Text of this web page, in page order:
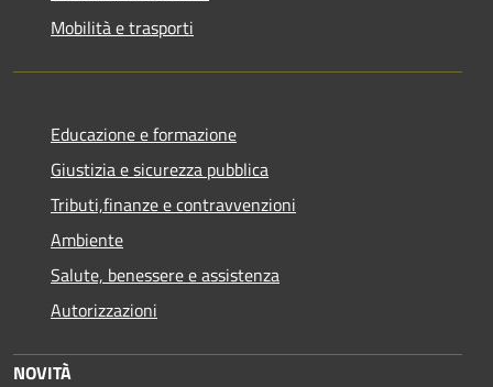
Mobilità e trasporti
Educazione e formazione
Giustizia e sicurezza pubblica
Tributi,finanze e contravvenzioni
Ambiente
Salute, benessere e assistenza
Autorizzazioni
NOVITÀ